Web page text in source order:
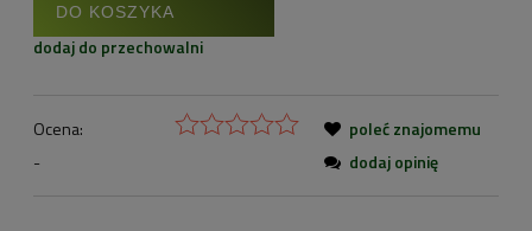
DO KOSZYKA
dodaj do przechowalni
Ocena:
-
poleć znajomemu
dodaj opinię